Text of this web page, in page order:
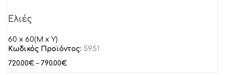
Ελιές
60 x 60(M x Y)
Κωδικός Προϊόντος: 5951
720.00€ – 790.00€